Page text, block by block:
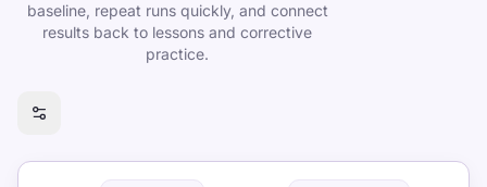
baseline, repeat runs quickly, and connect
results back to lessons and corrective
practice.
अपने टाइपिंग कौशल का परीक्षण करने के लिए तैयार?